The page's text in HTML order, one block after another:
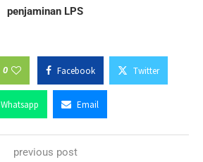
penjaminan LPS
0 Facebook Twitter
Whatsapp Email
previous post